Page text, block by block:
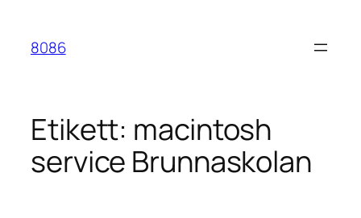
innehåll
8086
Etikett: macintosh
service Brunnaskolan